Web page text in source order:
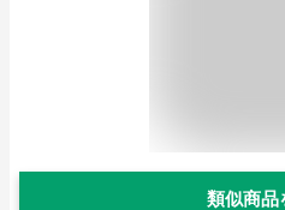
類似商品